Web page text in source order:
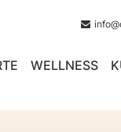
WELLNESS